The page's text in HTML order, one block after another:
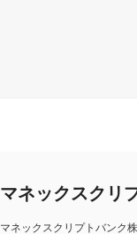
マネックスクリ
マネックスクリプトバンク